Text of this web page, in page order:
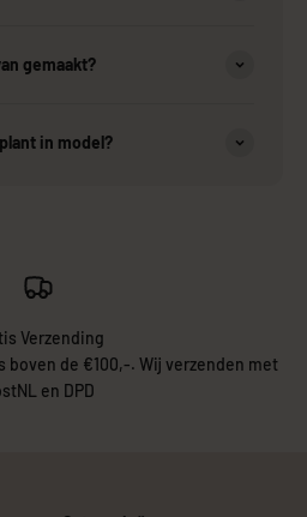
gemaakt?
in model?
Verzending
boven de €100,-. Wij verzenden met
en DPD